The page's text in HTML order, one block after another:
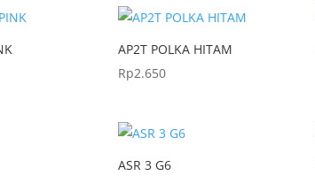
AP2T POLKA HITAM
Rp2.650
ASR 3 G6